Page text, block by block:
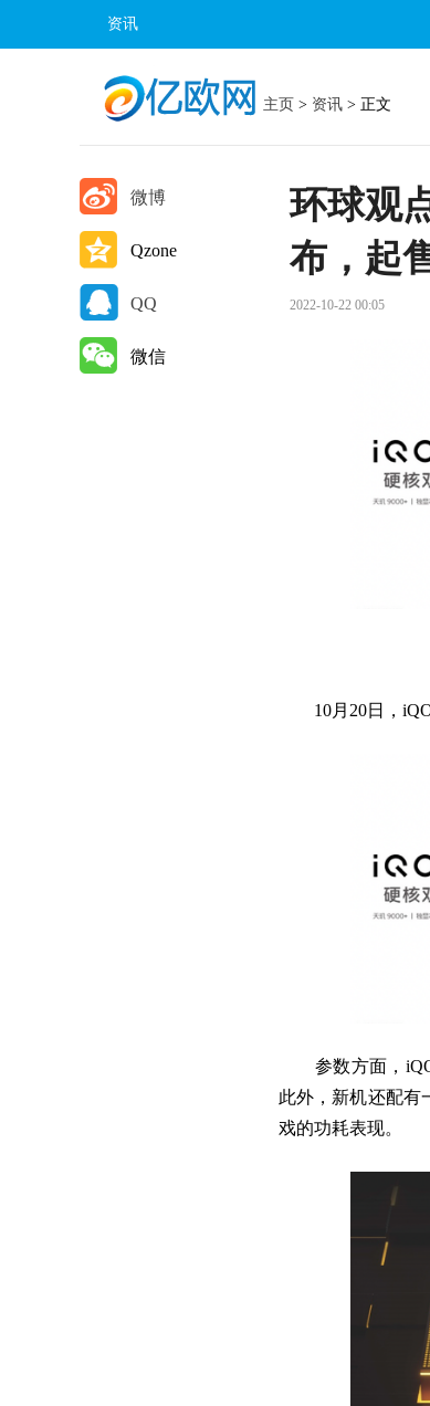
资讯
主页 > 资讯 > 正文
 微博
 Qzone
 QQ
 微信
环球观
布，起
2022-10-22 00:05
10月20日，
参数方面，
此外，新机还配有
戏的功耗表现。